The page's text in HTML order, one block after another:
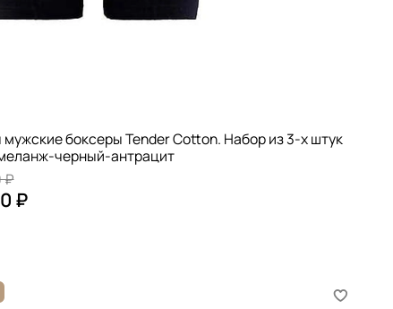
мужские боксеры Tender Cotton. Набор из 3-х штук
черный-антрацит
₽
₽